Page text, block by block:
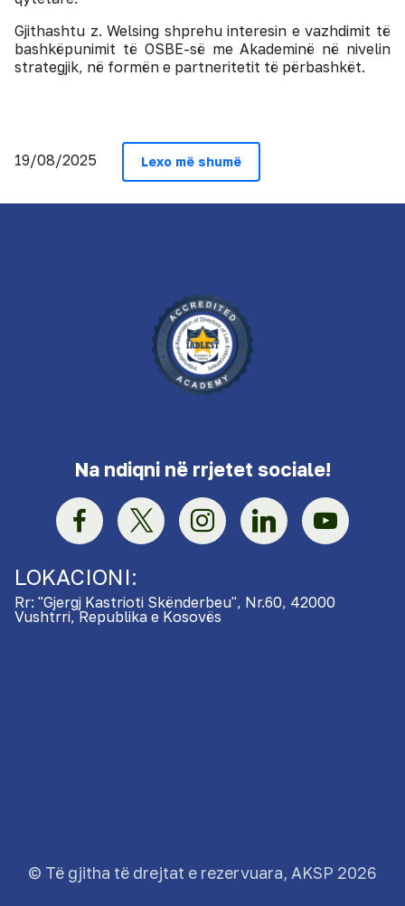
Gjithashtu z. Welsing shprehu interesin e vazhdimit të
bashkëpunimit të OSBE-së me Akademinë në nivelin
strategjik, në formën e partneritetit të përbashkët.
19/08/2025 Lexo më shumë
Na ndiqni në rrjetet sociale!
LOKACIONI:
Rr: "Gjergj Kastrioti Skënderbeu", Nr.60, 42000
Vushtrri, Republika e Kosovës
© Të gjitha të drejtat e rezervuara, AKSP 2026